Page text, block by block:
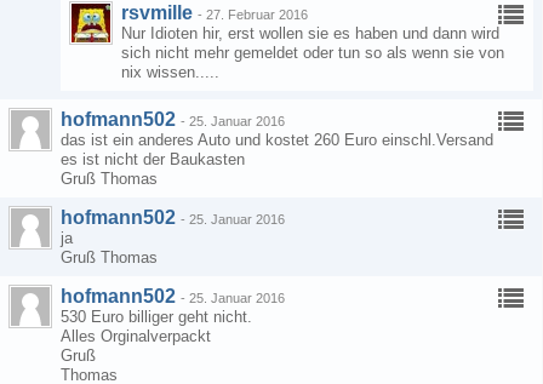
rsvmille - 27. Februar 2016
Nur Idioten hir, erst wollen sie es haben und dann wird
sich nicht mehr gemeldet oder tun so als wenn sie von
nix wissen.....
hofmann502 - 25. Januar 2016
das ist ein anderes Auto und kostet 260 Euro einschl.Versand
es ist nicht der Baukasten
Gruß Thomas
hofmann502 - 25. Januar 2016
ja
Gruß Thomas
hofmann502 - 25. Januar 2016
530 Euro billiger geht nicht.
Alles Orginalverpackt
Gruß
Thomas